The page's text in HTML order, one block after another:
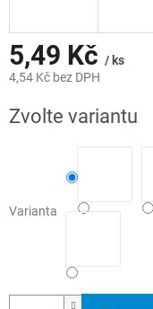
5,49 Kč / ks
4,54 Kč bez DPH
cena:
Zvolte variantu
Varianta